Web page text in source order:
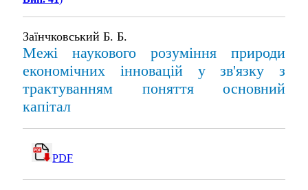
Заїнчковський Б. Б.
Межі наукового розуміння природи
економічних інновацій у зв'язку з
трактуванням поняття основний
капітал
PDF